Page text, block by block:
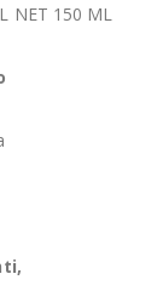
NET 150 ML